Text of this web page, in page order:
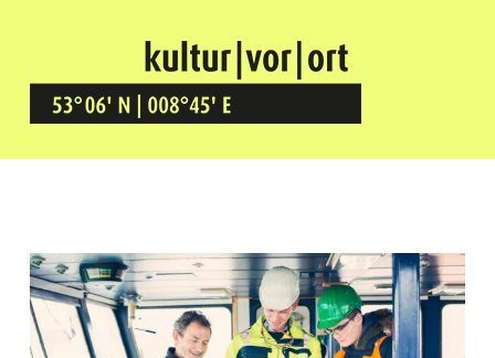
Kultur Vor Ort
BREMEN GRÖPELINGEN